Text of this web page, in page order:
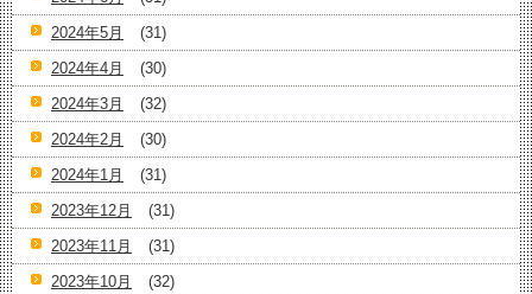
2024年5月
(31)
2024年4月
(30)
2024年3月
(32)
2024年2月
(30)
2024年1月
(31)
2023年12月
(31)
2023年11月
(31)
2023年10月
(32)